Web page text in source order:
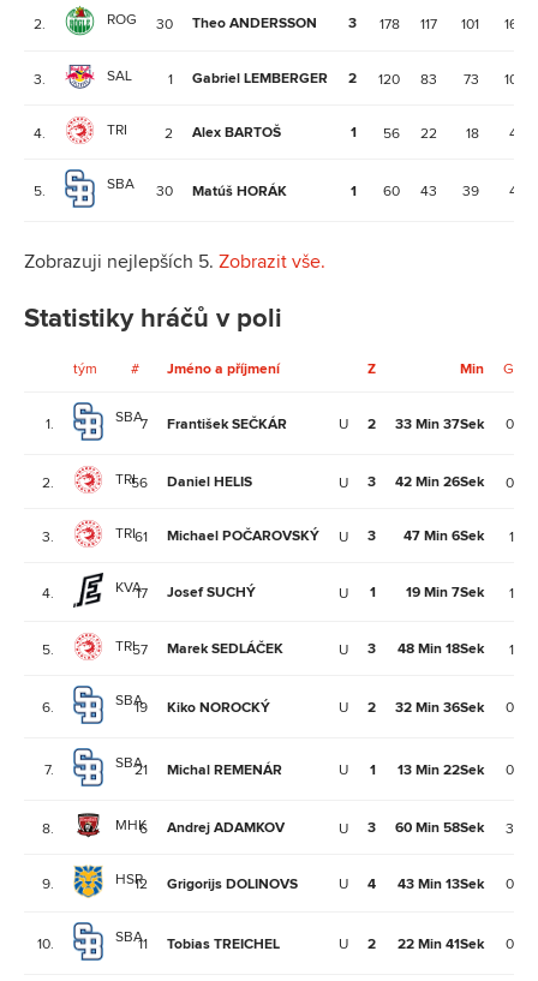
2. ROG 30 Theo ANDERSSON 3 178 117 101 16
3. SAL 1 Gabriel LEMBERGER 2 120 83 73 10
4. TRI 2 Alex BARTOŠ 1 56 22 18 4
5. SBA 30 Matúš HORÁK 1 60 43 39 4
Zobrazuji nejlepších 5. Zobrazit vše.
Statistiky hráčů v poli
tým # Jméno a příjmení Z Min G
1. SBA7 František SEČKÁR U 2 33 Min 37Sek 0
2. TRI56 Daniel HELIS U 3 42 Min 26Sek 0
3. TRI61 Michael POČAROVSKÝ U 3 47 Min 6Sek 1
4. KVA17 Josef SUCHÝ U 1 19 Min 7Sek 1
5. TRI57 Marek SEDLÁČEK U 3 48 Min 18Sek 1
6. SBA19 Kiko NOROCKÝ U 2 32 Min 36Sek 0
7. SBA21 Michal REMENÁR U 1 13 Min 22Sek 0
8. MHK
6 Andrej ADAMKOV U 3 60 Min 58Sek 3
9. HSR12 Grigorijs DOLINOVS U 4 43 Min 13Sek 0
10. SBA11 Tobias TREICHEL U 2 22 Min 41Sek 0